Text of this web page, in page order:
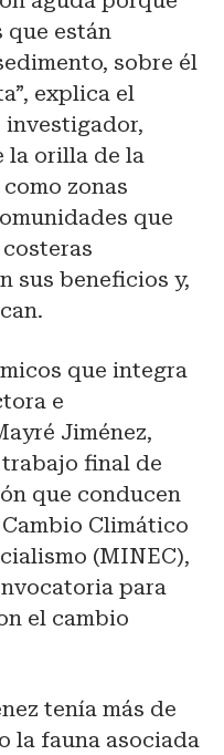
que están
sobre él
explica el
investigador,
la orilla de la
zonas
que
sus beneficios y,
que integra
e
Jiménez,
final de
que conducen
Climático
(MINEC),
para
el cambio
tenía más de
la fauna asociada